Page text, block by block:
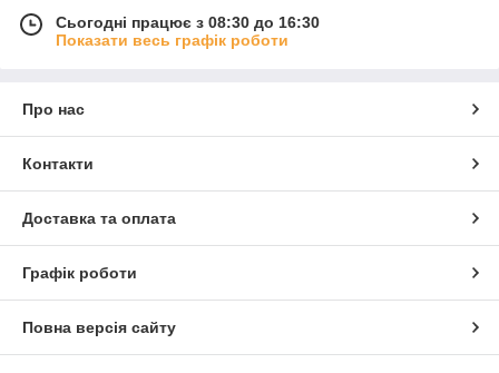
Сьогодні працює з 08:30 до 16:30
Показати весь графік роботи
Про нас
Контакти
Доставка та оплата
Графік роботи
Повна версія сайту